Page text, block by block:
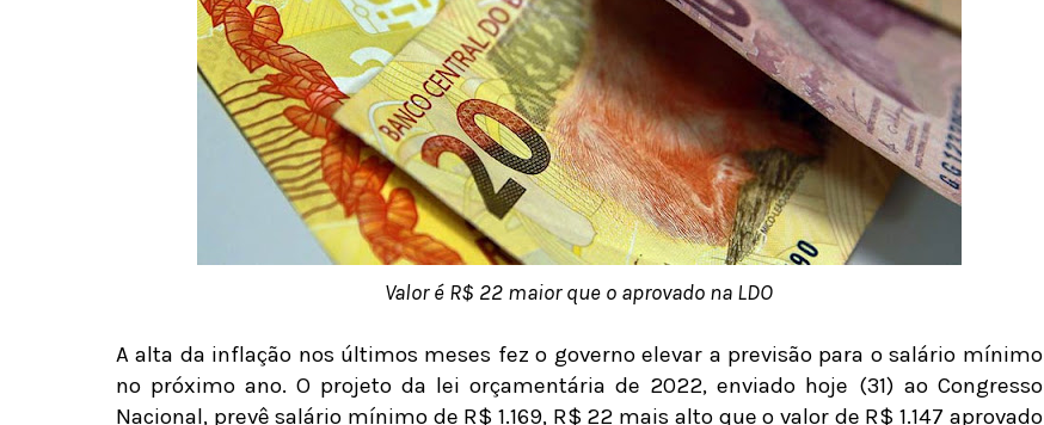
Valor é R$ 22 maior que o aprovado na LDO
A alta da inflação nos últimos meses fez o governo elevar a previsão para o salário mínimo
no próximo ano. O projeto da lei orçamentária de 2022, enviado hoje (31) ao Congresso
Nacional, prevê salário mínimo de R$ 1.169, R$ 22 mais alto que o valor de R$ 1.147 aprovado